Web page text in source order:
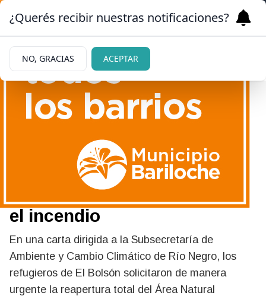
Refugieros de El Bolsón
reclaman la reapertura del
Área Natural Protegida tras
el incendio
En una carta dirigida a la Subsecretaría de
Ambiente y Cambio Climático de Río Negro, los
refugieros de El Bolsón solicitaron de manera
urgente la reapertura total del Área Natural
¿Querés recibir nuestras notificaciones?
NO, GRACIAS ACEPTAR